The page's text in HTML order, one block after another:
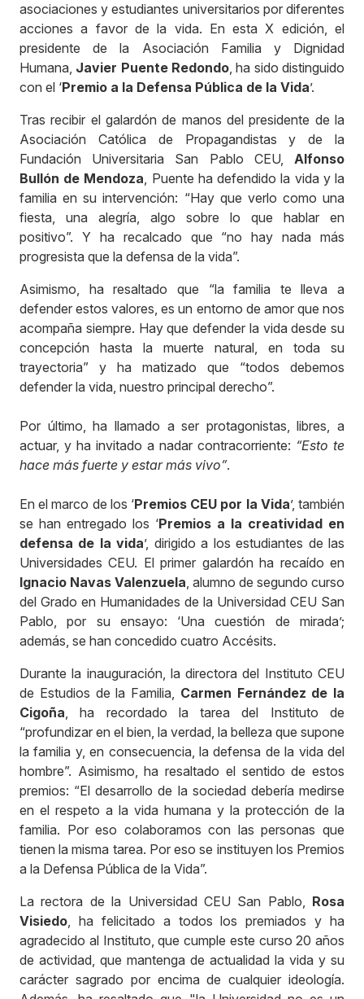
asociaciones y estudiantes universitarios por diferentes
acciones a favor de la vida. En esta X edición, el
presidente de la Asociación Familia y Dignidad
Humana, Javier Puente Redondo , ha sido distinguido
con el ‘Premio a la Defensa Pública de la Vida’.
Tras recibir el galardón de manos del presidente de la
Asociación Católica de Propagandistas y de la
Fundación Universitaria San Pablo CEU, Alfonso
Bullón de Mendoza , Puente ha defendido la vida y la
familia en su intervención: “Hay que verlo como una
fiesta, una alegría, algo sobre lo que hablar en
positivo”. Y ha recalcado que “no hay nada más
progresista que la defensa de la vida”.
Asimismo, ha resaltado que “la familia te lleva a
defender estos valores, es un entorno de amor que nos
acompaña siempre. Hay que defender la vida desde su
concepción hasta la muerte natural, en toda su
trayectoria” y ha matizado que “todos debemos
defender la vida, nuestro principal derecho”.
Por último, ha llamado a ser protagonistas, libres, a
actuar, y ha invitado a nadar contracorriente: “Esto te
hace más fuerte y estar más vivo”.
En el marco de los ‘Premios CEU por la Vida’, también
se han entregado los ‘Premios a la creatividad en
defensa de la vida’, dirigido a los estudiantes de las
Universidades CEU. El primer galardón ha recaído en
Ignacio Navas Valenzuela , alumno de segundo curso
del Grado en Humanidades de la Universidad CEU San
Pablo, por su ensayo: ‘Una cuestión de mirada’;
además, se han concedido cuatro Accésits.
Durante la inauguración, la directora del Instituto CEU
de Estudios de la Familia, Carmen Fernández de la
Cigoña , ha recordado la tarea del Instituto de
“profundizar en el bien, la verdad, la belleza que supone
la familia y, en consecuencia, la defensa de la vida del
hombre”. Asimismo, ha resaltado el sentido de estos
premios: “El desarrollo de la sociedad debería medirse
en el respeto a la vida humana y la protección de la
familia. Por eso colaboramos con las personas que
tienen la misma tarea. Por eso se instituyen los Premios
a la Defensa Pública de la Vida”.
La rectora de la Universidad CEU San Pablo, Rosa
Visiedo , ha felicitado a todos los premiados y ha
agradecido al Instituto, que cumple este curso 20 años
de actividad, que mantenga de actualidad la vida y su
carácter sagrado por encima de cualquier ideología.